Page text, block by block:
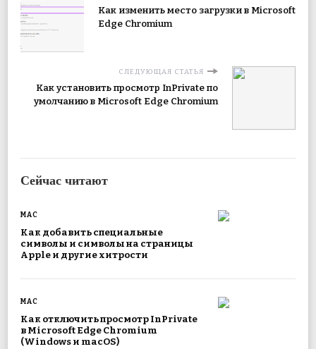
Как изменить место загрузки в Microsoft
Edge Chromium
СЛЕДУЮЩАЯ СТАТЬЯ
Как установить просмотр InPrivate по
умолчанию в Microsoft Edge Chromium
Сейчас читают
MAC
Как добавить специальные
символы и символы на страницы
Apple и другие хитрости
MAC
Как отключить просмотр InPrivate
в Microsoft Edge Chromium
(Windows и macOS)